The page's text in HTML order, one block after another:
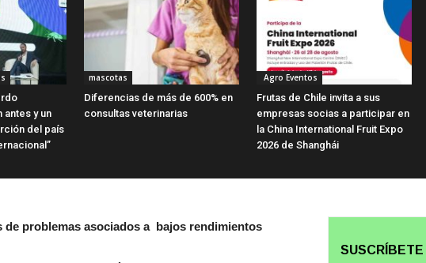
antes y un
del país
mascotas
Diferencias de más de 600% en
consultas veterinarias
Agro Eventos
Frutas de Chile invita a sus
empresas socias a participar en
la China International Fruit Expo
2026 de Shanghái
problemas asociados a bajos rendimientos
SUSCRÍBETE